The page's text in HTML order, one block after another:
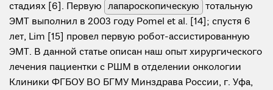
стадиях [6]. Первую лапароскопическую тотальную
ЭМТ выполнил в 2003 году Pomel et al. [14]; спустя 6
лет, Lim [15] провел первую робот-ассистированную
ЭМТ. В данной статье описан наш опыт хирургического
лечения пациентки с РШМ в отделении онкологии
Клиники ФГБОУ ВО БГМУ Минздрава России, г. Уфа,